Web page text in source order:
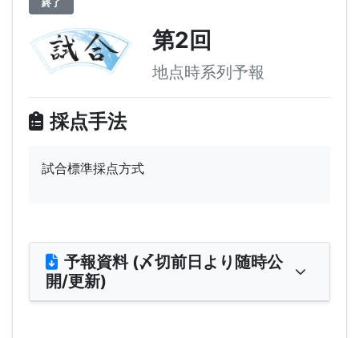
終了
第2回
地点時系列予報
採点手法
試合標準採点方式
予報資料 (〆切前日より随時公
開/更新)